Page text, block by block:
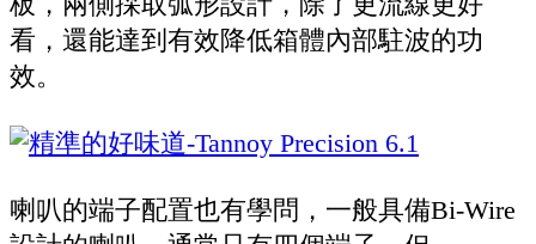
看，還能達到有效降低箱體內部駐波的功
效。
喇叭的端子配置也有學問，一般具備Bi-Wire